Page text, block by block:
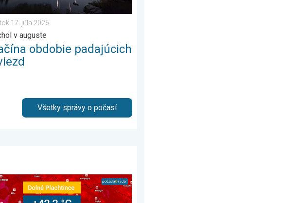
17. júla 2026
v auguste
obdobie padajúcich
Všetky správy o počasí
. . streda 5. augusta 2026
°C: Slovensko prepísalo dejiny. Aj stredoeurópsky rekord. . . piatok 7. augusta 2026